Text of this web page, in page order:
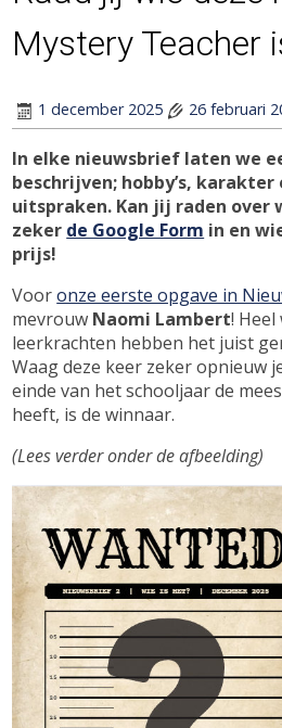
Mystery Teacher
Posted
on
1 december 2025
Updated
on
26 februari
In elke nieuwsbrief laten we
beschrijven; hobby’s, karakter
uitspraken. Kan jij raden over
zeker de Google Form in en
prijs!
Vooronze eerste opgave in
mevrouw Naomi Lambert!
leerkrachten hebben het juist
Waag deze keer zeker opnieuw
einde van het schooljaar de
heeft, is de winnaar.
(Lees verder onder de afbeelding)